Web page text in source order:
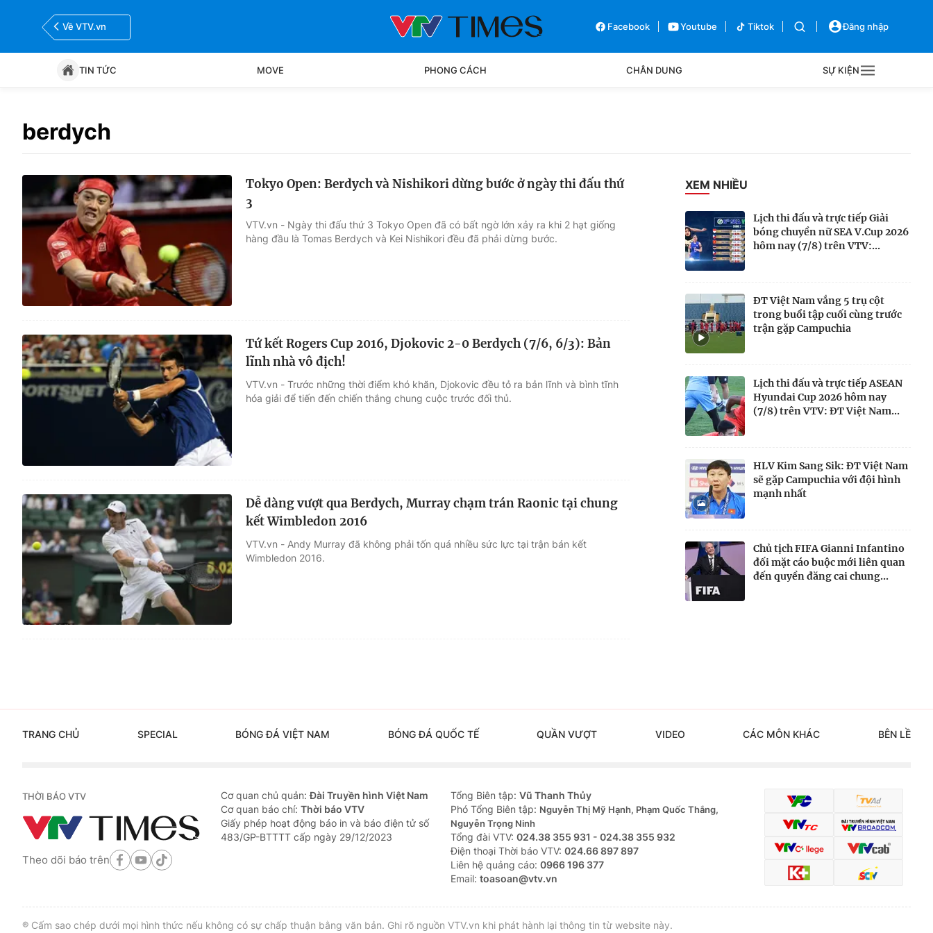
Về VTV.vn Facebook Youtube Tiktok Đăng nhập
TIN TỨC MOVE PHONG CÁCH CHÂN DUNG SỰ KIỆN
berdych
Tokyo Open: Berdych và Nishikori dừng bước ở ngày thi đấu thứ
3
VTV.vn - Ngày thi đấu thứ 3 Tokyo Open đã có bất ngờ lớn xảy ra khi 2 hạt giống
hàng đầu là Tomas Berdych và Kei Nishikori đều đã phải dừng bước.
Tứ kết Rogers Cup 2016, Djokovic 2-0 Berdych (7/6, 6/3): Bản
lĩnh nhà vô địch!
VTV.vn - Trước những thời điểm khó khăn, Djokovic đều tỏ ra bản lĩnh và bình tĩnh
hóa giải để tiến đến chiến thắng chung cuộc trước đối thủ.
Dễ dàng vượt qua Berdych, Murray chạm trán Raonic tại chung
kết Wimbledon 2016
VTV.vn - Andy Murray đã không phải tốn quá nhiều sức lực tại trận bán kết
Wimbledon 2016.
XEM NHIỀU
Lịch thi đấu và trực tiếp Giải
bóng chuyền nữ SEA V.Cup 2026
hôm nay (7/8) trên VTV:...
ĐT Việt Nam vắng 5 trụ cột
trong buổi tập cuối cùng trước
trận gặp Campuchia
Lịch thi đấu và trực tiếp ASEAN
Hyundai Cup 2026 hôm nay
(7/8) trên VTV: ĐT Việt Nam...
HLV Kim Sang Sik: ĐT Việt Nam
sẽ gặp Campuchia với đội hình
mạnh nhất
Chủ tịch FIFA Gianni Infantino
đối mặt cáo buộc mới liên quan
đến quyền đăng cai chung...
TRANG CHỦ SPECIAL BÓNG ĐÁ VIỆT NAM BÓNG ĐÁ QUỐC TẾ QUẦN VƯỢT VIDEO CÁC MÔN KHÁC BÊN LỀ
THỜI BÁO VTV
Theo dõi báo trên
Cơ quan chủ quản:Đài Truyền hình Việt Nam
Cơ quan báo chí: Thời báo VTV
Giấy phép hoạt động báo in và báo điện tử số
483/GP-BTTTT cấp ngày 29/12/2023
Tổng Biên tập: Vũ Thanh Thủy
Phó Tổng Biên tập: Nguyễn Thị Mỹ Hạnh, Phạm Quốc Thắng,
Nguyễn Trọng Ninh
Tổng đài VTV: 024.38 355 931 - 024.38 355 932
Ðiện thoại Thời báo VTV: 024.66 897 897
Liên hệ quảng cáo: 0966 196 377
Email: toasoan@vtv.vn
® Cấm sao chép dưới mọi hình thức nếu không có sự chấp thuận bằng văn bản. Ghi rõ nguồn VTV.vn khi phát hành lại thông tin từ website này.